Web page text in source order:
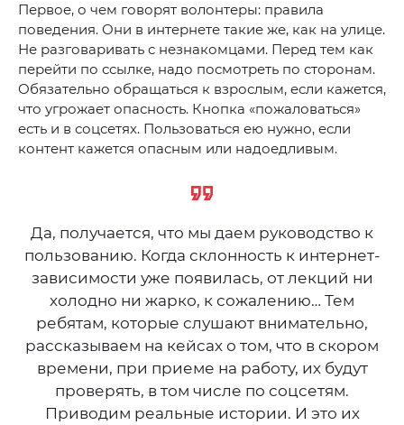
Первое, о чем говорят волонтеры: правила
поведения. Они в интернете такие же, как на улице.
Не разговаривать с незнакомцами. Перед тем как
перейти по ссылке, надо посмотреть по сторонам.
Обязательно обращаться к взрослым, если кажется,
что угрожает опасность. Кнопка «пожаловаться»
есть и в соцсетях. Пользоваться ею нужно, если
контент кажется опасным или надоедливым.
Да, получается, что мы даем руководство к
пользованию. Когда склонность к интернет-
зависимости уже появилась, от лекций ни
холодно ни жарко, к сожалению… Тем
ребятам, которые слушают внимательно,
рассказываем на кейсах о том, что в скором
времени, при приеме на работу, их будут
проверять, в том числе по соцсетям.
Приводим реальные истории. И это их